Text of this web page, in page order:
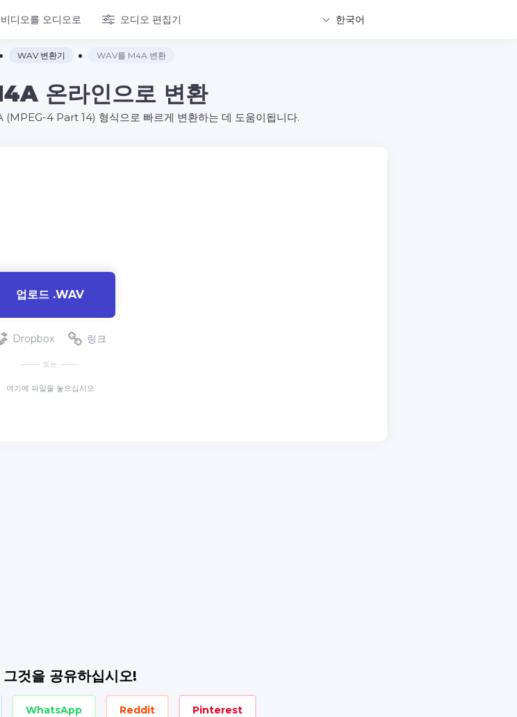
비디오를 오디오로 오디오 편집기 한국어
WAV 변환기 WAV를 M4A 변환
온라인으로 변환
4 Part 14) 형식으로 빠르게 변환하는 데 도움이됩니다.
업로드 .WAV
Dropbox 링크
또는
여기에 파일을 놓으십시오
것을 공유하십시오!
WhatsApp Reddit Pinterest